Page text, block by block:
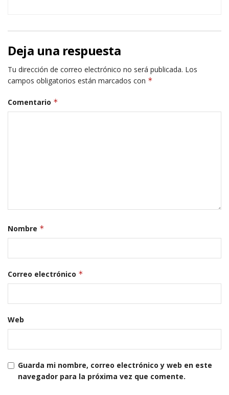
Deja una respuesta
Tu dirección de correo electrónico no será publicada. Los
campos obligatorios están marcados con *
Comentario *
Nombre *
Correo electrónico *
Web
Guarda mi nombre, correo electrónico y web en este
navegador para la próxima vez que comente.